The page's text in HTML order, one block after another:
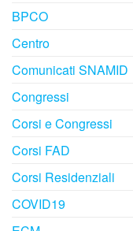
BPCO
Centro
Comunicati SNAMID
Congressi
Corsi e Congressi
Corsi FAD
Corsi Residenziali
COVID19